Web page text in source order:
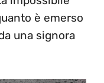
è emerso
una signora